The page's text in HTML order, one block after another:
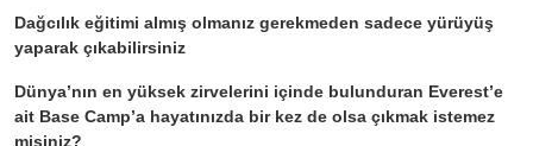
Dağcılık eğitimi almış olmanız gerekmeden sadece yürüyüş
yaparak çıkabilirsiniz
Dünya’nın en yüksek zirvelerini içinde bulunduran Everest’e
ait Base Camp’a hayatınızda bir kez de olsa çıkmak istemez
misiniz?